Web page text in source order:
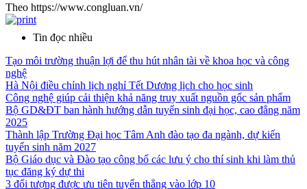
Theo https://www.congluan.vn/
Tin đọc nhiều
Tạo môi trường thuận lợi để thu hút nhân tài về khoa học và công
nghệ
Hà Nội điều chỉnh lịch nghỉ Tết Dương lịch cho học sinh
Công nghệ giúp cải thiện khả năng truy xuất nguồn gốc sản phẩm
Bộ GD&ĐT ban hành hướng dẫn tuyển sinh đại học, cao đẳng năm
2025
Thành lập Trường Đại học Tâm Anh đào tạo đa ngành, dự kiến
tuyển sinh năm 2027
Bộ Giáo dục và Đào tạo công bố các lưu ý cho thí sinh khi làm thủ
tục đăng ký dự thi
3 đối tượng được ưu tiên tuyển thẳng vào lớp 10